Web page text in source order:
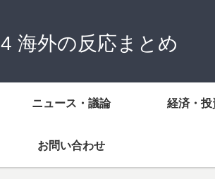
海外の反応まとめ
ニュース・議論 経済・投
お問い合わせ